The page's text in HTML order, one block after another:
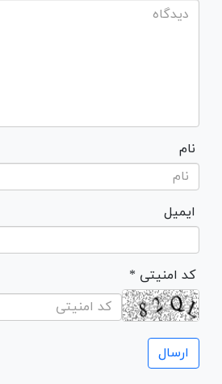
نام
ایمیل
* کد امنیتی